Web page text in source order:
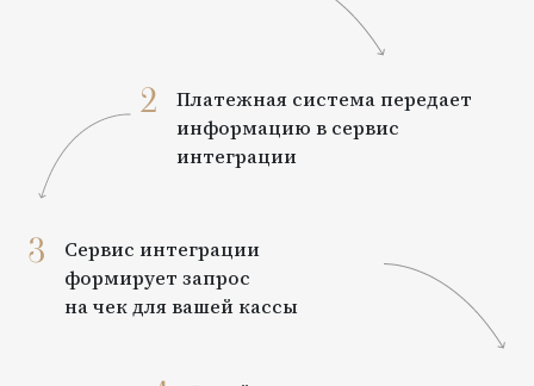
2
Платежная система передает
информацию в сервис
интеграции
3
Сервис интеграции
формирует запрос
на чек для вашей кассы